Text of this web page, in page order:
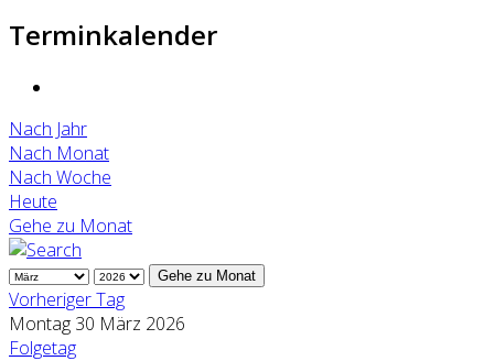
Terminkalender
Nach Jahr
Nach Monat
Nach Woche
Heute
Gehe zu Monat
Gehe zu Monat
Vorheriger Tag
Montag 30 März 2026
Folgetag